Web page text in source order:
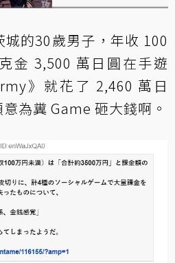
的30歲男子，年收 100
金 3,500 萬日圓在手遊
》就花了 2,460 萬日
為糞 Game 砸大錢啊。